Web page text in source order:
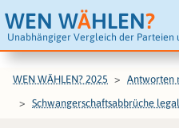
WEN WÄHLEN?
Unabhängiger Vergleich der Parteien
WEN WÄHLEN? 2025 Antworten
Schwangerschaftsabbrüche